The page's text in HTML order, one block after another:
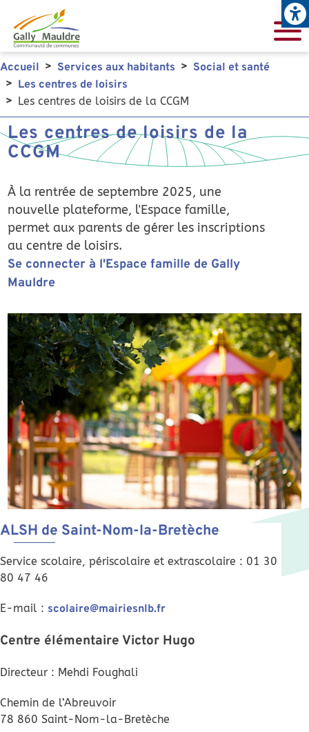
Accueil Services aux habitants
Social et santé
Les centres de loisirs
Les centres de loisirs de la CCGM
Les centres de loisirs de la
CCGM
À la rentrée de septembre 2025, une
nouvelle plateforme, l'Espace famille,
permet aux parents de gérer les inscriptions
au centre de loisirs.
Se connecter à l'Espace famille de Gally
Mauldre
ALSH de Saint-Nom-la-Bretèche
Service scolaire, périscolaire et extrascolaire : 01 30
80 47 46
E-mail : scolaire@mairiesnlb.fr
Centre élémentaire Victor Hugo
Directeur : Mehdi Foughali
Chemin de l’Abreuvoir
78 860 Saint-Nom-la-Bretèche